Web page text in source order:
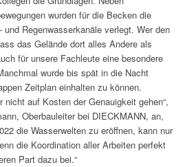
wurden für die Becken die
und Regenwasserkanäle verlegt. Wer den
das Gelände dort alles Andere als
für unsere Fachleute eine besondere
wurde bis spät in die Nacht
Zeitplan einhalten zu können.
nicht auf Kosten der Genauigkeit gehen“,
Oberbauleiter bei DIECKMANN, an,
die Wasserwelten zu eröffnen, kann nur
die Koordination aller Arbeiten perfekt
Part dazu bei.“